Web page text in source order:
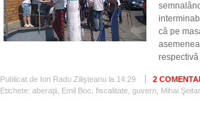
că pe
Publicat de Ion Radu Zilişteanu la 14:29
2
Etichete: aberaţii Emil Boc fiscalitate guvern Mihai